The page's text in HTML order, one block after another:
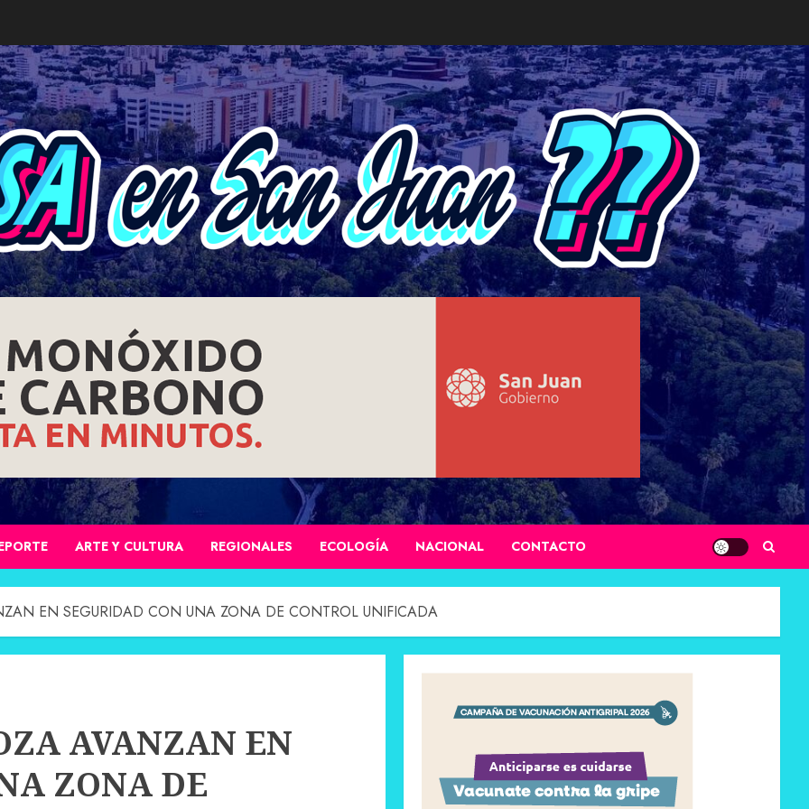
ARTE Y CULTURA REGIONALES ECOLOGÍA NACIONAL CONTACTO
EN SEGURIDAD CON UNA ZONA DE CONTROL UNIFICADA
AVANZAN EN
ZONA DE